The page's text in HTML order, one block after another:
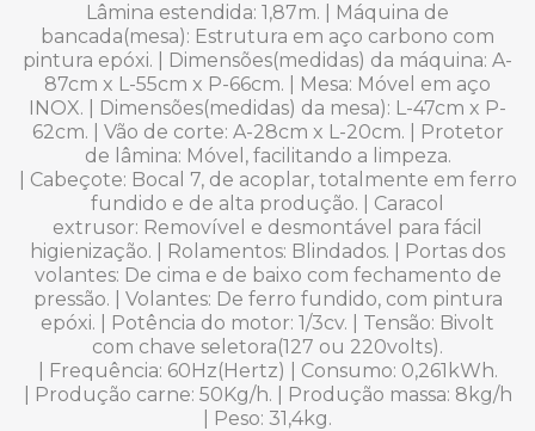
Lâmina estendida: 1,87m. |
Máquina de
bancada(mesa): Estrutura em aço carbono com
pintura epóxi. |
Dimensões(medidas) da máquina: A-
87cm x L-55cm x P-66cm. |
Mesa: Móvel em aço
INOX. |
Dimensões(medidas) da mesa): L-47cm x P-
62cm. | Vão de corte: A-28cm x L-20cm. |
Protetor
de lâmina: Móvel, facilitando a limpeza.
Cabeçote: Bocal 7, de acoplar, totalmente em ferro
fundido e de alta produção. | Caracol
extrusor: Removível e desmontável para fácil
higienização. |
Rolamentos: Blindados. |
Portas dos
volantes: De cima e de baixo com fechamento de
pressão. | Volantes: De ferro fundido, com pintura
epóxi. |
Potência do motor: 1/3cv. | Tensão: Bivolt
com chave seletora(127 ou 220volts).
Frequência: 60Hz(Hertz) | Consumo: 0,261kWh.
Produção carne: 50Kg/h. | Produção massa: 8kg/h
Peso: 31,4kg.